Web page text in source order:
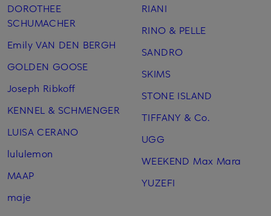
DOROTHEE
SCHUMACHER
Emily VAN DEN BERGH
GOLDEN GOOSE
Joseph Ribkoff
KENNEL & SCHMENGER
LUISA CERANO
lululemon
MAAP
maje
RIANI
RINO & PELLE
SANDRO
SKIMS
STONE ISLAND
TIFFANY & Co.
UGG
WEEKEND Max Mara
YUZEFI